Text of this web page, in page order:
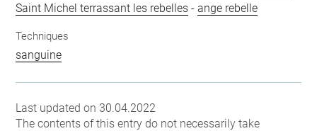
Saint Michel terrassant les rebelles -ange rebelle
Techniques
sanguine
Last updated on 30.04.2022
The contents of this entry do not necessarily take